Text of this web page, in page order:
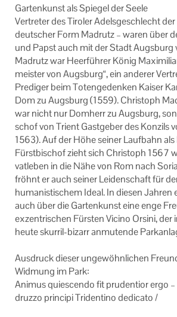
Gar­ten­kunst als Spie­gel der Seele
Ver­tre­ter des Ti­ro­ler Adels­ge­schlecht
deut­scher Form Ma­drutz – waren über
und Papst auch mit der Stadt Augs­burg
Ma­drutz war Heer­füh­rer König
meis­ter von Augs­burg“, ein an­de­rer
Pre­di­ger beim To­ten­ge­den­ken Kai­ser
Dom zu Augs­burg (1559). Chris­toph
war nicht nur Dom­herr zu Augs­burg,
schof von Tri­ent Gast­ge­ber des Kon­zils
1563). Auf der Höhe sei­ner Lauf­bahn
Fürst­bi­schof zieht sich Chris­toph 1567
vat­le­ben in die Nähe von Rom nach
fröhnt er auch sei­ner Lei­den­schaft für
hu­ma­nis­ti­schem Ideal. In die­sen Jah­ren
auch über die Gar­ten­kunst eine enge
ex­zen­tri­schen Fürs­ten Vi­ci­no Or­si­ni, der
heute skurril-​bizarr an­mu­ten­de
Aus­druck die­ser un­ge­wöhn­li­chen
Wid­mung im Park:
Ani­mus quie­scen­do fit pru­den­ti­or ergo
druz­zo princi­pi Tri­den­ti­no de­di­ca­to /
Datenschutzerklärung